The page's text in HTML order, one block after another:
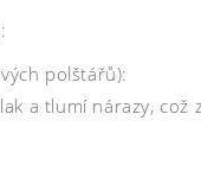
polštářů):
a tlumí nárazy,